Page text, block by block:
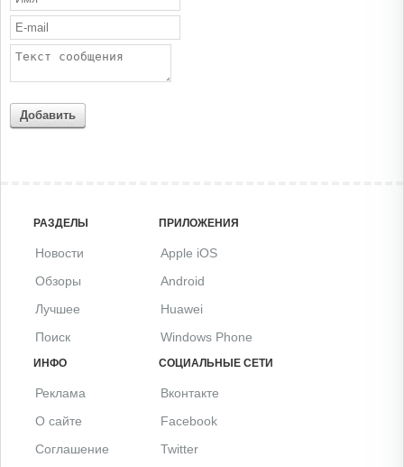
Добавить
РАЗДЕЛЫ
Новости
Обзоры
Лучшее
Поиск
ПРИЛОЖЕНИЯ
Apple iOS
Android
Huawei
Windows Phone
ИНФО
Реклама
О сайте
Соглашение
СОЦИАЛЬНЫЕ СЕТИ
Вконтакте
Facebook
Twitter